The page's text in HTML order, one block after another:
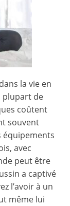
la vie en
plupart de
coûtent
souvent
équipements
avec
peut être
a captivé
l’avoir à un
même lui